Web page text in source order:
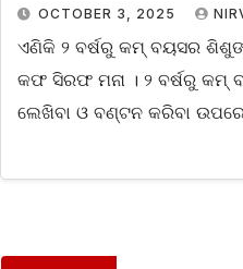
OCTOBER 3, 2025
ଏଣିକି ୨ ବର୍ଷରୁ କମ୍ ବୟସର
କଫ ସିରଫ ମନା । ୨ ବର୍ଷରୁ
ଲେଖିବା ଓ ବଣ୍ଟନ କରିବା